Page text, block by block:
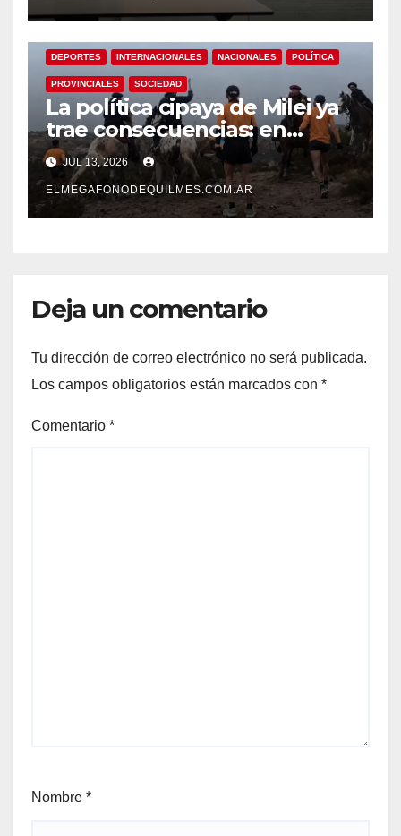
DEPORTES INTERNACIONALES NACIONALES POLÍTICA
PROVINCIALES SOCIEDAD
La política cipaya de Milei ya
trae consecuencias: en
riesgo el derecho a transitar
y la soberanía sobre los
recursos naturales
JUL 13, 2026
ELMEGAFONODEQUILMES.COM.AR
Deja un comentario
Tu dirección de correo electrónico no será publicada.
Los campos obligatorios están marcados con *
Comentario *
Nombre *